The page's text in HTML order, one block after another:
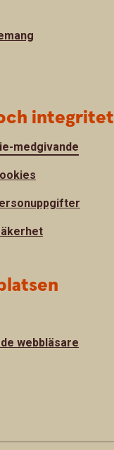
integritet
medgivande
webbläsare